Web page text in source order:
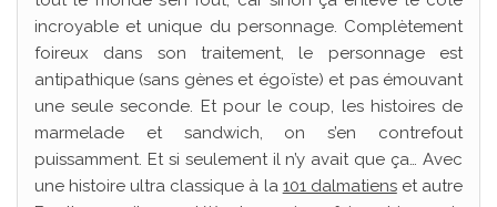
incroyable et unique du personnage. Complètement
foireux dans son traitement, le personnage est
antipathique (sans gènes et égoïste) et pas émouvant
une seule seconde. Et pour le coup, les histoires de
marmelade et sandwich, on s’en contrefout
puissamment. Et si seulement il n’y avait que ça… Avec
une histoire ultra classique à la 101 dalmatienset autre